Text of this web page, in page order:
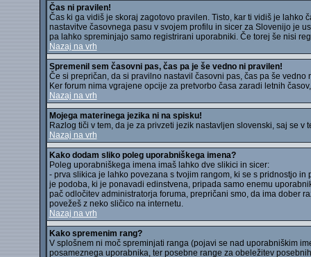
Čas ni pravilen!
Čas ki ga vidiš je skoraj zagotovo pravilen. Tisto, kar ti vidiš je
nastavitve časovnega pasu v svojem profilu in sicer za Slovenijo je
pa lahko spreminjajo samo registrirani uporabniki. Če torej še nisi
Nazaj na vrh
Spremenil sem časovni pas, čas pa je še vedno ni pravilen!
Če si prepričan, da si pravilno nastavil časovni pas, čas pa še
Ker forum nima vgrajene opcije za pretvorbo časa zaradi letnih
Nazaj na vrh
Mojega materinega jezika ni na spisku!
Razlog tiči v tem, da je za privzeti jezik nastavljen slovenski, saj se v
Nazaj na vrh
Kako dodam sliko poleg uporabniškega imena?
Poleg uporabniškega imena imaš lahko dve slikici in sicer:
- prva slikica je lahko povezana s tvojim rangom, ki se s pridnostjo
je podoba, ki je ponavadi edinstvena, pripada samo enemu
pač odločitev administratorja foruma, prepričani smo, da ima dober
povežeš z neko sličico na internetu.
Nazaj na vrh
Kako spremenim rang?
V splošnem ni moč spreminjati ranga (pojavi se nad uporabniškim
posameznega uporabnika, ter posebne range za obeležitev